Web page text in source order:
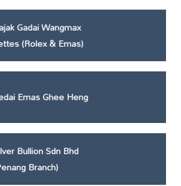
Gadai Wangmax
(Rolex & Emas)
Emas Ghee Heng
Bullion Sdn Bhd
Branch)